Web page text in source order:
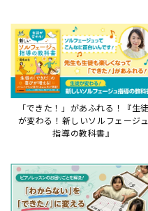
「できた！」があふれる！『生徒
が変わる！新しいソルフェージュ
指導の教科書』